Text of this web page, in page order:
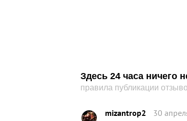
Здесь 24 часа ничего
правила публикации
mizantrop2 30